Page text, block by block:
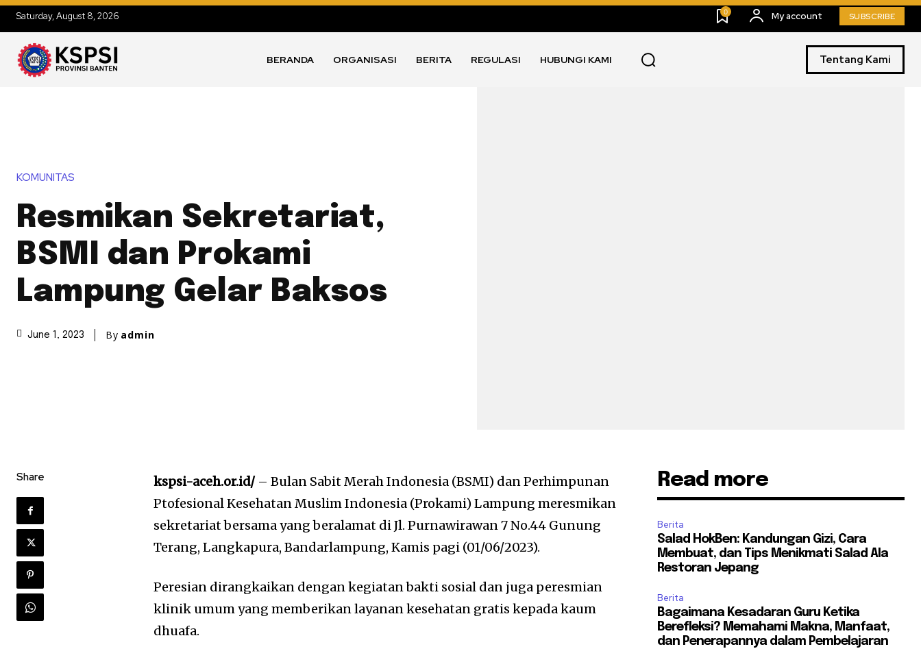
Saturday, August 8, 2026 0 My account SUBSCRIBE
BERANDA ORGANISASI BERITA REGULASI HUBUNGI KAMI Tentang Kami
KOMUNITAS
Resmikan Sekretariat,
BSMI dan Prokami
Lampung Gelar Baksos
June 1, 2023 By admin
Share kspsi-aceh.or.id/– Bulan Sabit Merah Indonesia (BSMI) dan Perhimpunan
Ptofesional Kesehatan Muslim Indonesia (Prokami) Lampung meresmikan
sekretariat bersama yang beralamat di Jl. Purnawirawan 7 No.44 Gunung
Terang, Langkapura, Bandarlampung, Kamis pagi (01/06/2023).
Peresian dirangkaikan dengan kegiatan bakti sosial dan juga peresmian
klinik umum yang memberikan layanan kesehatan gratis kepada kaum
dhuafa.
Read more
Berita
Salad HokBen: Kandungan Gizi, Cara
Membuat, dan Tips Menikmati Salad Ala
Restoran Jepang
Berita
Bagaimana Kesadaran Guru Ketika
Berefleksi? Memahami Makna, Manfaat,
dan Penerapannya dalam Pembelajaran